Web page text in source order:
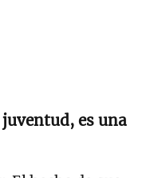
juventud, es una